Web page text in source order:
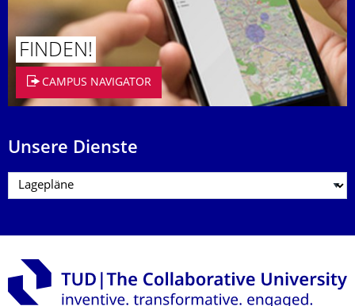
FINDEN!
CAMPUS NAVIGATOR
Unsere Dienste